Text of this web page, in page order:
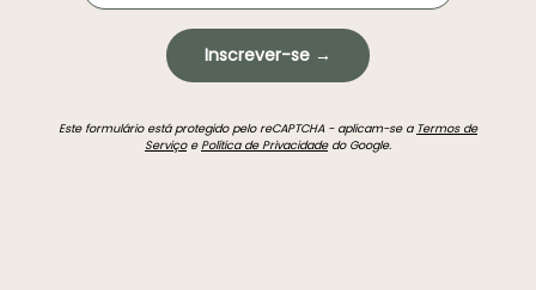
Inscrever-se →
Este formulário está protegido pelo reCAPTCHA - aplicam-se a Termos de
ServiçoePolítica de Privacidadedo Google.